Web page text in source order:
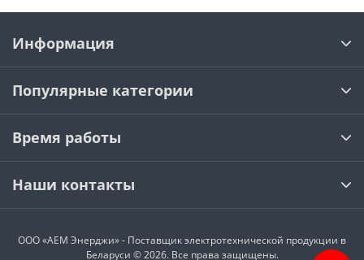
Информация
Популярные категории
Время работы
Наши контакты
ООО «АЕМ Энерджи» - Поставщик электротехнической продукции в
Беларуси © 2026. Все права защищены.